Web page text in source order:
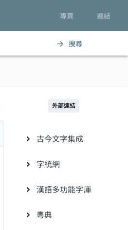
專頁 連結
arrow_forward 搜尋
外部連結
古今文字集成
字統網
漢語多功能字庫
粵典